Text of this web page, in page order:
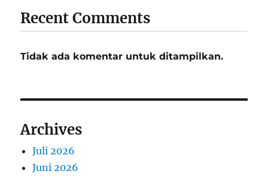
Recent Comments
Tidak ada komentar untuk ditampilkan.
Archives
Juli 2026
Juni 2026